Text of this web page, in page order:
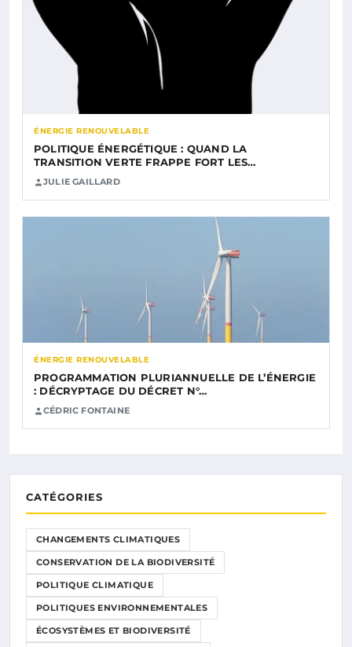
ÉNERGIE RENOUVELABLE
POLITIQUE ÉNERGÉTIQUE : QUAND LA
TRANSITION VERTE FRAPPE FORT LES…
JULIE GAILLARD
ÉNERGIE RENOUVELABLE
PROGRAMMATION PLURIANNUELLE DE L’ÉNERGIE
: DÉCRYPTAGE DU DÉCRET N°…
CÉDRIC FONTAINE
CATÉGORIES
CHANGEMENTS CLIMATIQUES
CONSERVATION DE LA BIODIVERSITÉ
POLITIQUE CLIMATIQUE
POLITIQUES ENVIRONNEMENTALES
ÉCOSYSTÈMES ET BIODIVERSITÉ